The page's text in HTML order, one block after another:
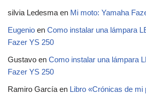
silvia Ledesma en Mi moto: Yamaha
Eugenio en Como instalar una lámpara
Fazer YS 250
Gustavo en Como instalar una lámpara
Fazer YS 250
Ramiro García en Libro «Crónicas de